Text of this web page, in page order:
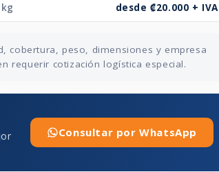
desde ₡20.000 + IVA
cobertura, peso, dimensiones y empresa
requerir cotización logística especial.
Consultar por WhatsApp